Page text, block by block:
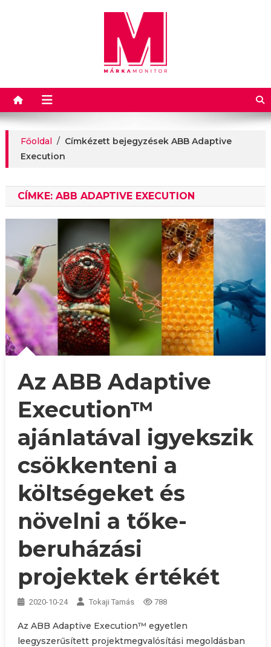
Márkamonitor
Főoldal / Címkézett bejegyzések ABB Adaptive
Execution
CÍMKE: ABB ADAPTIVE EXECUTION
Az ABB Adaptive
Execution™
ajánlatával igyekszik
csökkenteni a
költségeket és
növelni a tőke-
beruházási
projektek értékét
2020-10-24 Tokaji Tamás 788
Az ABB Adaptive Execution™ egyetlen
leegyszerűsített projektmegvalósítási megoldásban